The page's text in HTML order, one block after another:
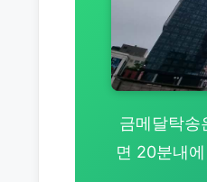
금메달탁
면 20분내